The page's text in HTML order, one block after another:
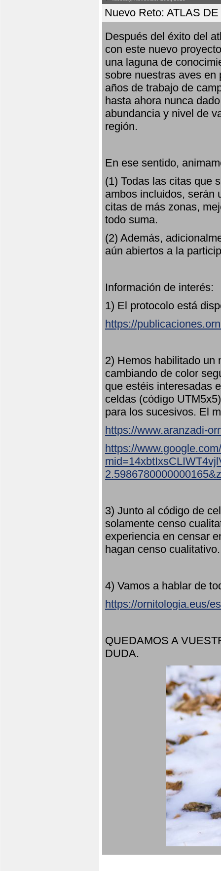
Nuevo Reto: ATLAS
Después del éxito del
con este nuevo
una laguna de
sobre nuestras aves en
años de trabajo de
hasta ahora nunca
abundancia y nivel de
región.
En ese sentido,
(1) Todas las citas que
ambos incluidos, serán
citas de más zonas,
todo suma.
(2) Además,
aún abiertos a la
Información de interés:
1) El protocolo está
https://
2) Hemos habilitado un
cambiando de color
que estéis interesadas
celdas (código
para los sucesivos. El
https://www.aranzadi-
https://
3) Junto al código de
solamente censo
experiencia en censar
hagan censo
4) Vamos a hablar de
https://ornitologia.eus/
QUEDAMOS A
DUDA.